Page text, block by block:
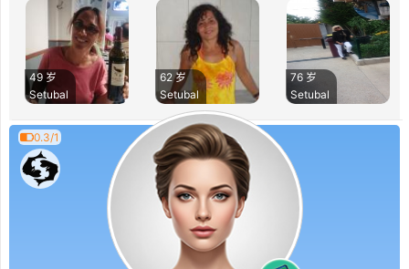
49 岁
Setubal
62 岁
Setubal
76 岁
Setubal
0.3/1